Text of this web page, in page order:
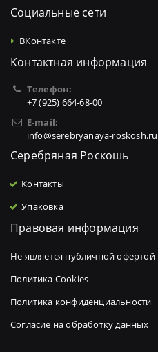
Социальные сети
ВКонтакте
Контактная информация
Телефон:
+7 (925) 664-68-00
E-mail:
info@serebryanaya-roskosh.ru
Серебряная Роскошь
Контакты
Упаковка
Правовая информация
Не является публичной офертой
Политика Cookies
Политика конфиденциальности
Согласие на обработку данных